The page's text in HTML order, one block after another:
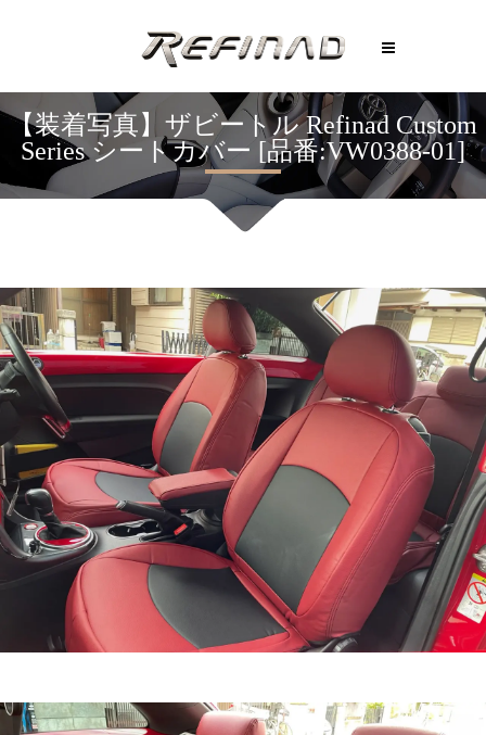
【装着写真】ザビートル Refinad Custom
Series シートカバー [品番:VW0388-01]